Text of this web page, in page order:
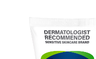
fjerner
er formulert med
hydrert hele dagen.